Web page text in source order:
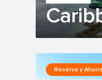
Reserva y